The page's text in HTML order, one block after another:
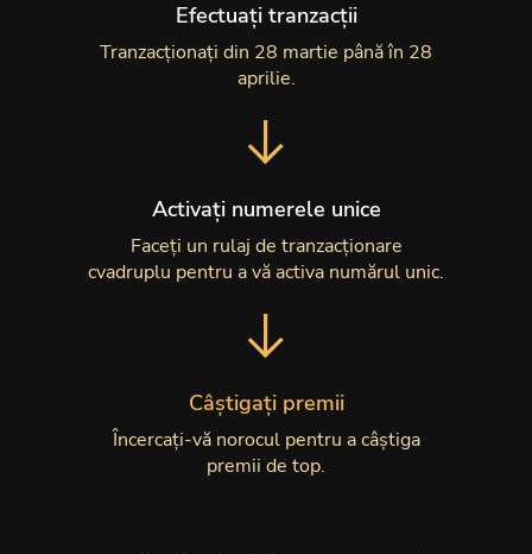
Efectuați tranzacții
Tranzacționați din 28 martie până în 28
aprilie.
Activați numerele unice
Faceți un rulaj de tranzacționare
cvadruplu pentru a vă activa numărul unic.
Câștigați premii
Încercați-vă norocul pentru a câștiga
premii de top.